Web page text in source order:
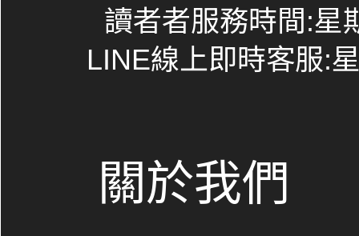
讀者者服務時間:星
LINE線上即時客服:
關於我們